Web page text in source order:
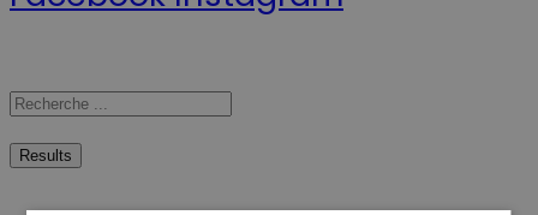
Search
...Results